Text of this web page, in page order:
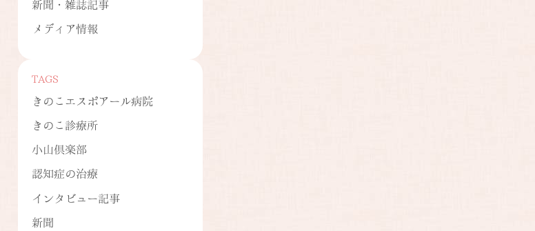
新聞・雑誌記事
メディア情報
TAGS
きのこエスポアール病院
きのこ診療所
小山倶楽部
認知症の治療
インタビュー記事
新聞